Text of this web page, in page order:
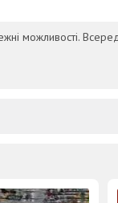
можливості.